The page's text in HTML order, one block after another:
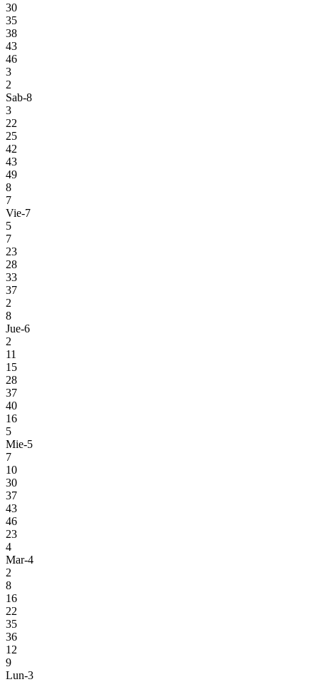
30
35
38
43
46
3
2
Sab-8
3
22
25
42
43
49
8
7
Vie-7
5
7
23
28
33
37
2
8
Jue-6
2
11
15
28
37
40
16
5
Mie-5
7
10
30
37
43
46
23
4
Mar-4
2
8
16
22
35
36
12
9
Lun-3